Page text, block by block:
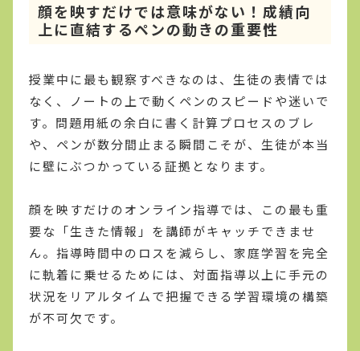
顔を映すだけでは意味がない！成績向
上に直結するペンの動きの重要性
授業中に最も観察すべきなのは、生徒の表情では
なく、ノートの上で動くペンのスピードや迷いで
す。問題用紙の余白に書く計算プロセスのブレ
や、ペンが数分間止まる瞬間こそが、生徒が本当
に壁にぶつかっている証拠となります。
顔を映すだけのオンライン指導では、この最も重
要な「生きた情報」を講師がキャッチできませ
ん。指導時間中のロスを減らし、家庭学習を完全
に軌着に乗せるためには、対面指導以上に手元の
状況をリアルタイムで把握できる学習環境の構築
が不可欠です。